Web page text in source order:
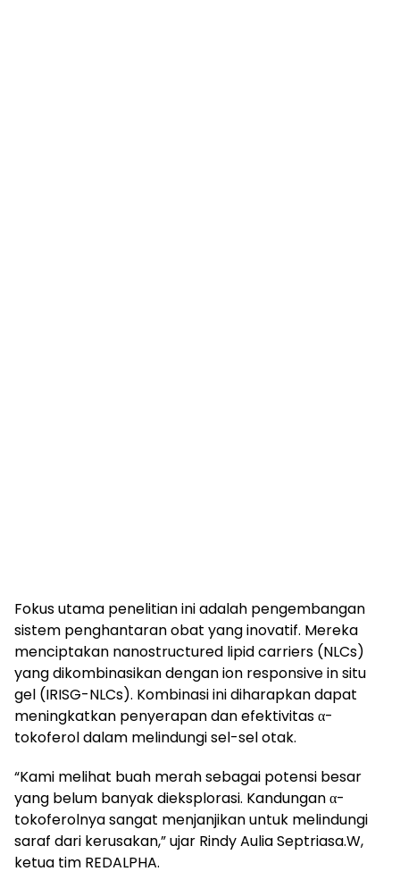
Fokus utama penelitian ini adalah pengembangan
sistem penghantaran obat yang inovatif. Mereka
menciptakan nanostructured lipid carriers (NLCs)
yang dikombinasikan dengan ion responsive in situ
gel (IRISG-NLCs). Kombinasi ini diharapkan dapat
meningkatkan penyerapan dan efektivitas α-
tokoferol dalam melindungi sel-sel otak.
“Kami melihat buah merah sebagai potensi besar
yang belum banyak dieksplorasi. Kandungan α-
tokoferolnya sangat menjanjikan untuk melindungi
saraf dari kerusakan,” ujar Rindy Aulia Septriasa.W,
ketua tim REDALPHA.